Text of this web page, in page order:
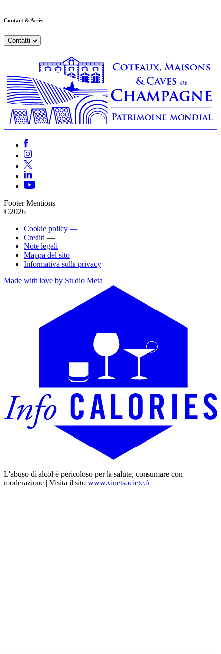
Contact & Accès
Contatti
Footer Mentions
©2026
Cookie policy —
Crediti —
Note legali —
Mappa del sito —
Informativa sulla privacy
Made with love by Studio Meta
L'abuso di alcol è pericoloso per la salute, consumare con
moderazione | Visita il sito www.vinetsociete.fr